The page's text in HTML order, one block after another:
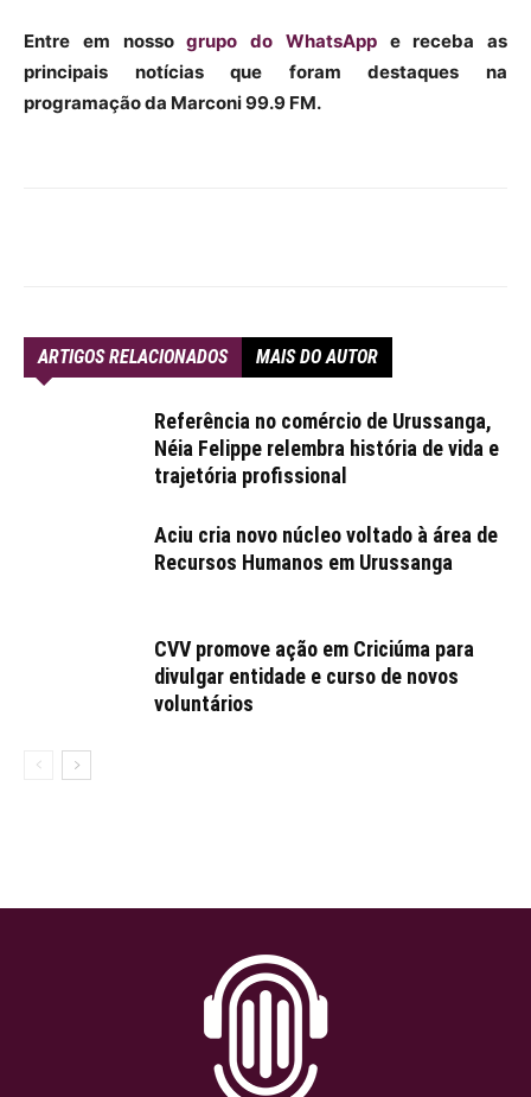
Entre em nossogrupo do WhatsApp e receba as
principais notícias que foram destaques na
programação da Marconi 99.9 FM.
ARTIGOS RELACIONADOS MAIS DO AUTOR
Referência no comércio de Urussanga,
Néia Felippe relembra história de vida e
trajetória profissional
Aciu cria novo núcleo voltado à área de
Recursos Humanos em Urussanga
CVV promove ação em Criciúma para
divulgar entidade e curso de novos
voluntários